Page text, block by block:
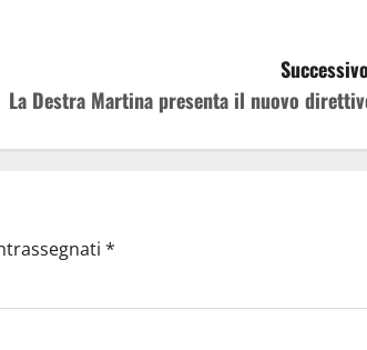
La Destra Martina presenta il nuovo
*